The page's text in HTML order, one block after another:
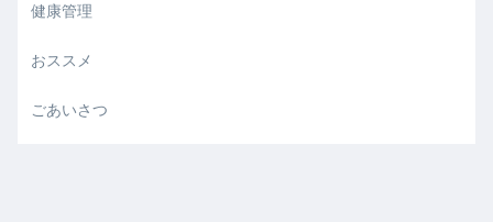
健康管理
おススメ
ごあいさつ